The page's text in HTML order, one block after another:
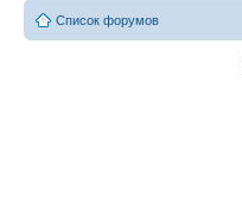
Список форумов